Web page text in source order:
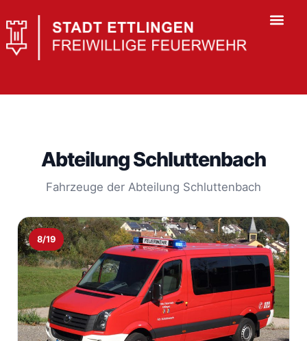
Abteilung Schluttenbach
Fahrzeuge der Abteilung Schluttenbach
8/19